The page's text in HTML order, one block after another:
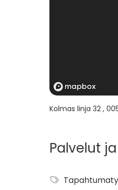
Kolmas linja 32 ,
Palvelut